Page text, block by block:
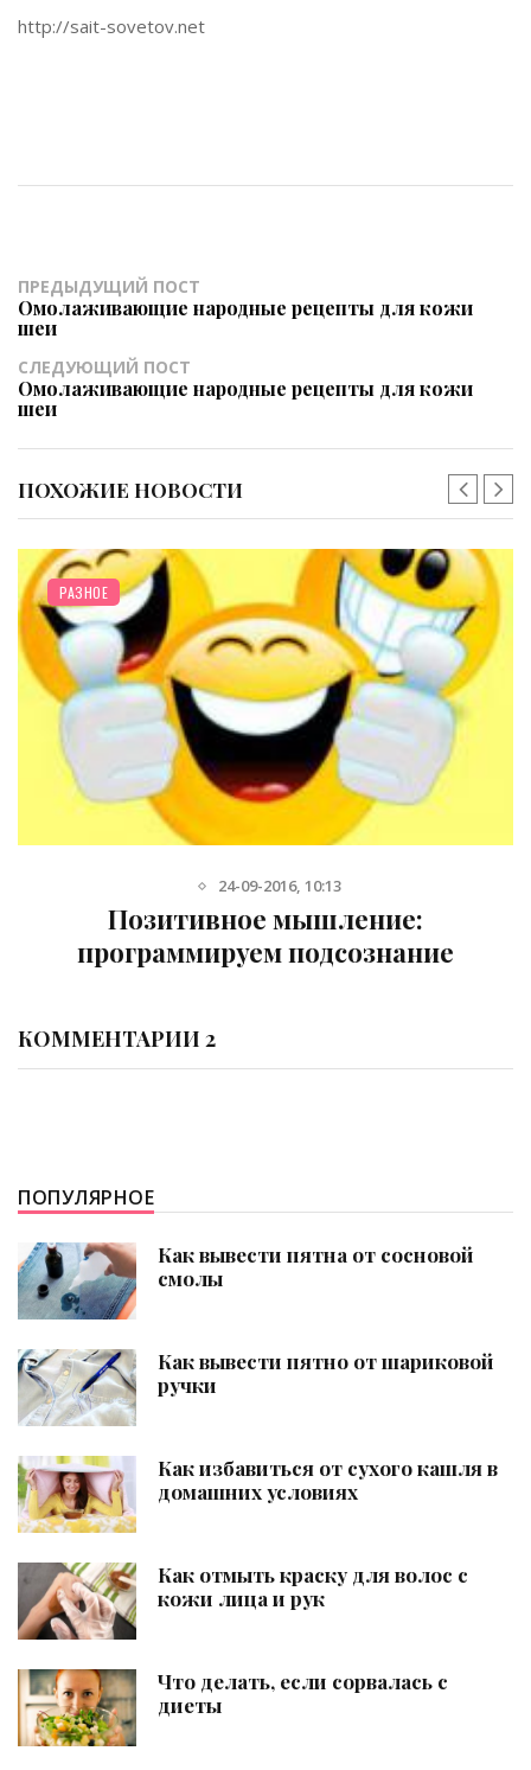
http://sait-sovetov.net
ПРЕДЫДУЩИЙ ПОСТ
Омолаживающие народные рецепты для кожи
шеи
СЛЕДУЮЩИЙ ПОСТ
Омолаживающие народные рецепты для кожи
шеи
ПОХОЖИЕ НОВОСТИ
РАЗНОЕ
24-09-2016, 10:13
Позитивное мышление:
программируем подсознание
КОММЕНТАРИИ 2
ПОПУЛЯРНОЕ
Как вывести пятна от сосновой
смолы
Как вывести пятно от шариковой
ручки
Как избавиться от сухого кашля в
домашних условиях
Как отмыть краску для волос с
кожи лица и рук
Что делать, если сорвалась с
диеты